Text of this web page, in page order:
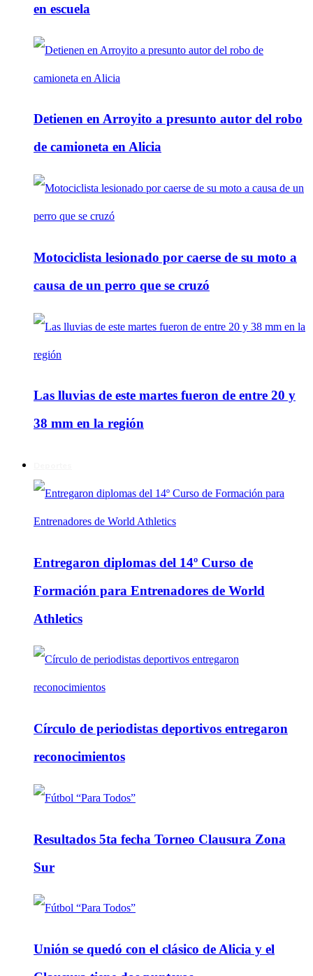
en escuela
Detienen en Arroyito a presunto autor del robo
de camioneta en Alicia
Motociclista lesionado por caerse de su moto a
causa de un perro que se cruzó
Las lluvias de este martes fueron de entre 20 y
38 mm en la región
Entregaron diplomas del 14º Curso de
Formación para Entrenadores de World
Athletics
Círculo de periodistas deportivos entregaron
reconocimientos
Resultados 5ta fecha Torneo Clausura Zona
Sur
Unión se quedó con el clásico de Alicia y el